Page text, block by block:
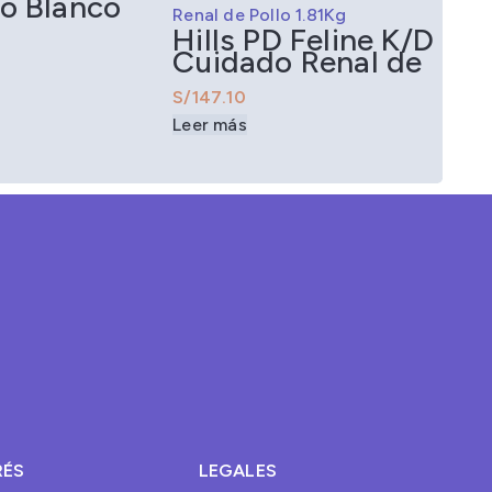
85Gr Hills PD Feline K/D
Cuidado Renal de
Pollo 1.81Kg
S/
Leer más
LEGALES